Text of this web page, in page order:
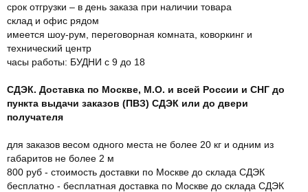
срок отгрузки – в день заказа при наличии товара
склад и офис рядом
имеется шоу-рум, переговорная комната, коворкинг и
технический центр
часы работы: БУДНИ с 9 до 18
СДЭК. Доставка по Москве, М.О. и всей России и СНГ до
пункта выдачи заказов (ПВЗ) СДЭК или до двери
получателя
для заказов весом одного места не более 20 кг и одним из
габаритов не более 2 м
800 руб - стоимость доставки по Москве до склада СДЭК
бесплатно - бесплатная доставка по Москве до склада СДЭК